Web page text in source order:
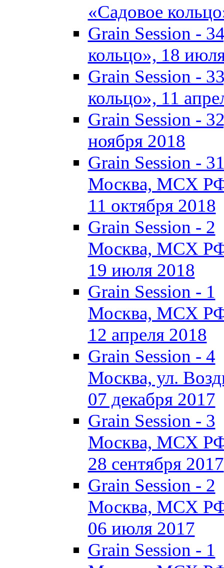
«Садовое
Grain Session -
кольцо», 18
Grain Session -
кольцо», 11
Grain Session -
ноября 2018
Grain Session -
Москва, МСХ
11 октября 2018
Grain Session - 2
Москва, МСХ
19 июля 2018
Grain Session - 1
Москва, МСХ
12 апреля 2018
Grain Session - 4
Москва, ул.
07 декабря 2017
Grain Session - 3
Москва, МСХ
28 сентября 2017
Grain Session - 2
Москва, МСХ
06 июля 2017
Grain Session - 1